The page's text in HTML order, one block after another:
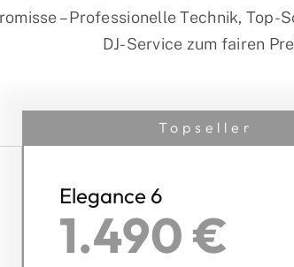
– Professionelle Technik, Top-
DJ-Service zum fairen
Topseller
Elegance 6
1.490 €